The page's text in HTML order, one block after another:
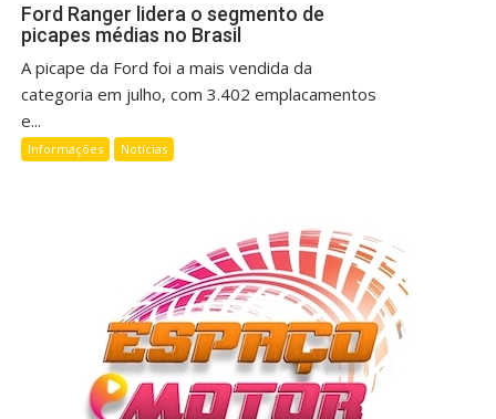
Ford Ranger lidera o segmento de
picapes médias no Brasil
A picape da Ford foi a mais vendida da
categoria em julho, com 3.402 emplacamentos
e...
Informações Notícias